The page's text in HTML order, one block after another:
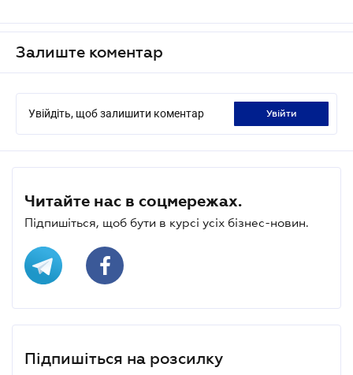
Залиште коментар
Увійдіть, щоб залишити коментар увійти
Читайте нас в соцмережах.
Підпишіться, щоб бути в курсі усіх бізнес-новин.
Підпишіться на розсилку